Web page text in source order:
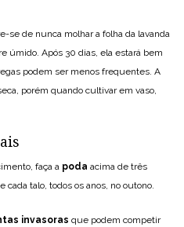
se de nunca molhar a folha da lavanda
úmido. Após 30 dias, ela estará bem
podem ser menos frequentes. A
porém quando cultivar em vaso,
faça a poda acima de três
cada talo, todos os anos, no outono.
invasoras que podem competir